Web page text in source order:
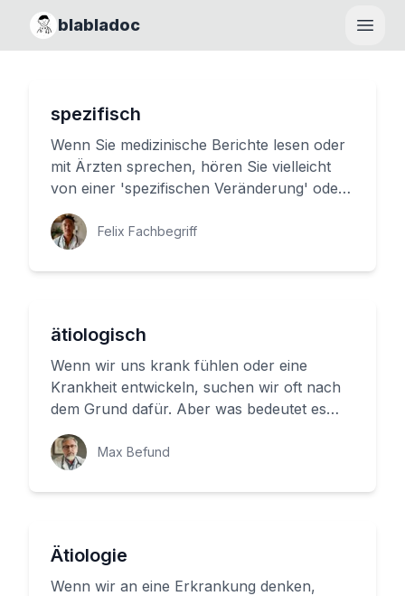
blabladoc
spezifisch
Wenn Sie medizinische Berichte lesen oder
mit Ärzten sprechen, hören Sie vielleicht
von einer 'spezifischen Veränderung' oder
einer 'spezifischen Ursa...
Felix Fachbegriff
ätiologisch
Wenn wir uns krank fühlen oder eine
Krankheit entwickeln, suchen wir oft nach
dem Grund dafür. Aber was bedeutet es
wirklich, wenn wir sagen, dass ein...
Max Befund
Ätiologie
Wenn wir an eine Erkrankung denken,